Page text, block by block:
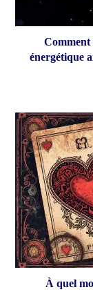
Comment
énergétique
À quel